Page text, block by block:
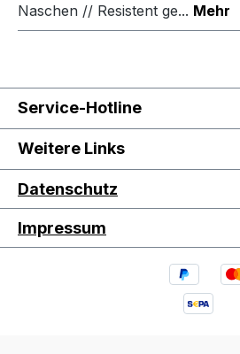
Naschen // Resistent ge... Mehr
Service-Hotline
Weitere Links
Datenschutz
Impressum